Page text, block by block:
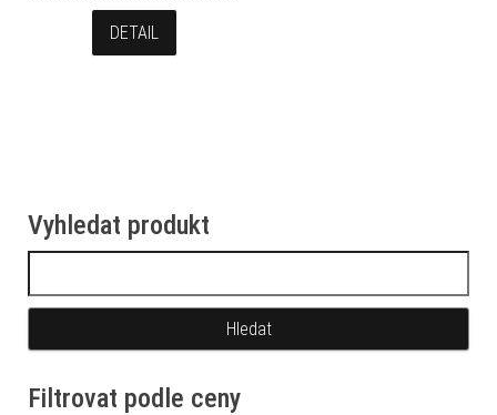
DETAIL
Vyhledat produkt
Filtrovat podle ceny